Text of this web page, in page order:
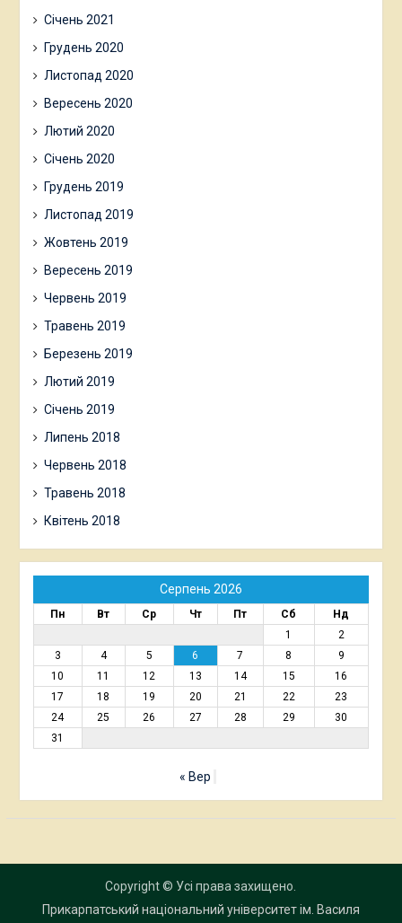
Січень 2021
Грудень 2020
Листопад 2020
Вересень 2020
Лютий 2020
Січень 2020
Грудень 2019
Листопад 2019
Жовтень 2019
Вересень 2019
Червень 2019
Травень 2019
Березень 2019
Лютий 2019
Січень 2019
Липень 2018
Червень 2018
Травень 2018
Квітень 2018
Серпень 2026
Пн Вт Ср Чт Пт Сб
Нд
1
2
3
4 5 6 7 8
9
10
11 12 13 14 15
16
17
18 19 20 21 22
23
24
25 26 27 28 29
30
31
« Вер
Copyright © Усі права захищено.
Прикарпатський національний університет ім. Василя